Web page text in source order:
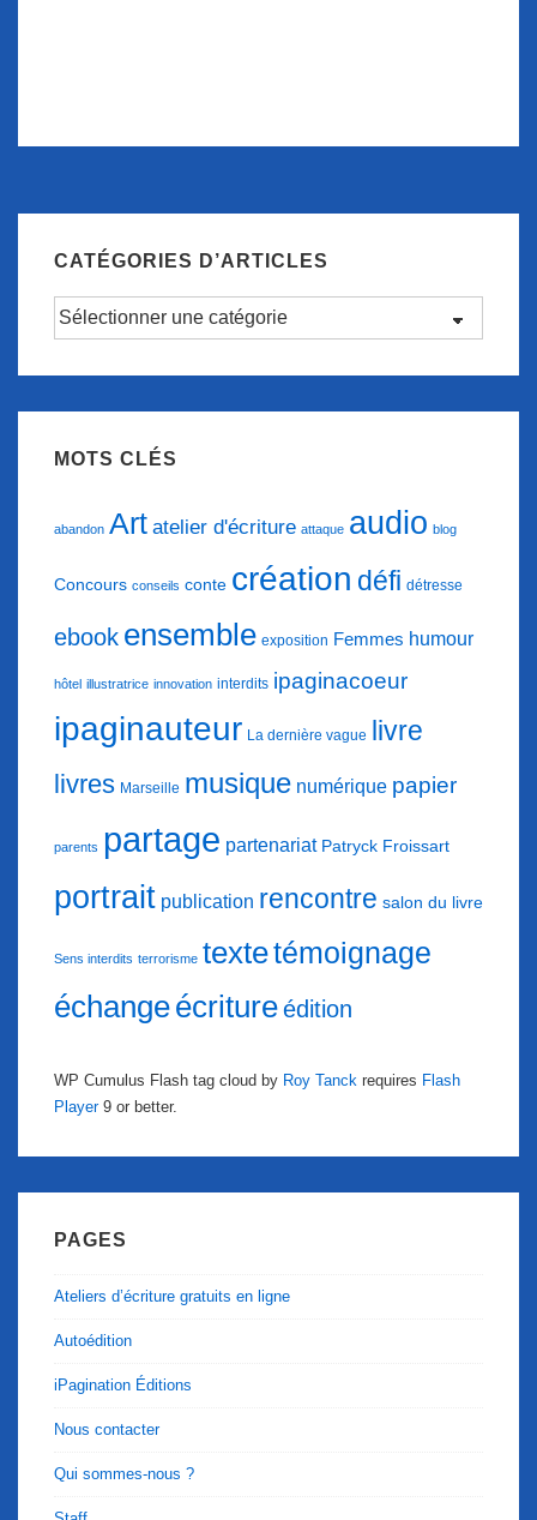
CATÉGORIES D’ARTICLES
Catégories
d’articles
MOTS CLÉS
abandon Art atelier d'écriture attaque audio blog
Concours conseils conte création défi détresse
ebook ensemble exposition Femmes humour
hôtel illustratrice innovation interdits ipaginacoeur
ipaginauteur La dernière vague livre
livres Marseille musique numérique papier
parents partage partenariat Patryck Froissart
portrait publication rencontre salon du livre
Sens interdits terrorisme textetémoignage
échangeécritureédition
WP Cumulus Flash tag cloud by Roy Tanck requires Flash
Player9 or better.
PAGES
Ateliers d’écriture gratuits en ligne
Autoédition
iPagination Éditions
Nous contacter
Qui sommes-nous ?